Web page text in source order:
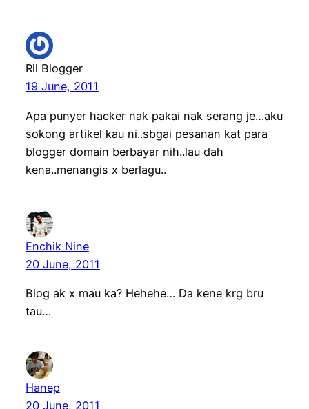
Ril Blogger
19 June, 2011
Apa punyer hacker nak pakai nak serang je…aku
sokong artikel kau ni..sbgai pesanan kat para
blogger domain berbayar nih..lau dah
kena..menangis x berlagu..
Enchik Nine
20 June, 2011
Blog ak x mau ka? Hehehe… Da kene krg bru
tau…
Hanep
20 June, 2011